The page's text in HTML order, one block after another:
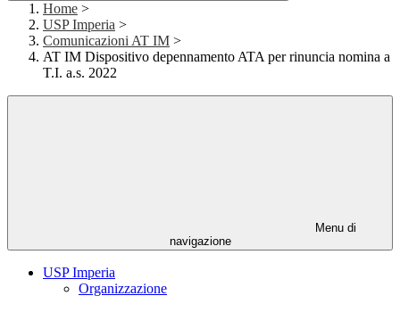
Home >
USP Imperia >
Comunicazioni AT IM >
AT IM Dispositivo depennamento ATA per rinuncia nomina a
T.I. a.s. 2022
Menu di
navigazione
USP Imperia
Organizzazione